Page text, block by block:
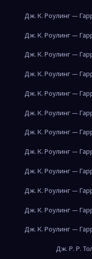
Дж. К. Роулинг —
Дж. К. Роулинг —
Дж. К. Роулинг —
Дж. К. Роулинг —
Дж. К. Роулинг —
Дж. К. Роулинг —
Дж. К. Роулинг —
Дж. К. Роулинг —
Дж. К. Роулинг —
Дж. К. Роулинг —
Дж. К. Роулинг —
Дж. К. Роулинг —
Дж. Р. Р.